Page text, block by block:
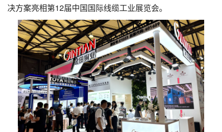
决方案亮相第12届中国国际线缆工业展览会。